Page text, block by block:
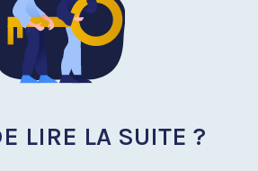
LIRE LA SUITE ?